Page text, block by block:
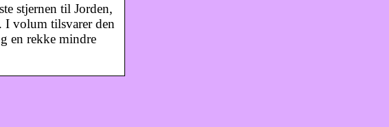
stjernen til Jorden,
I volum tilsvarer den
en rekke mindre